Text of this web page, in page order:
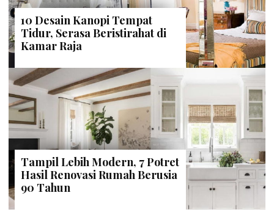
10 Desain Kanopi Tempat
Tidur, Serasa Beristirahat di
Kamar Raja
Tampil Lebih Modern, 7 Potret
Hasil Renovasi Rumah Berusia
90 Tahun